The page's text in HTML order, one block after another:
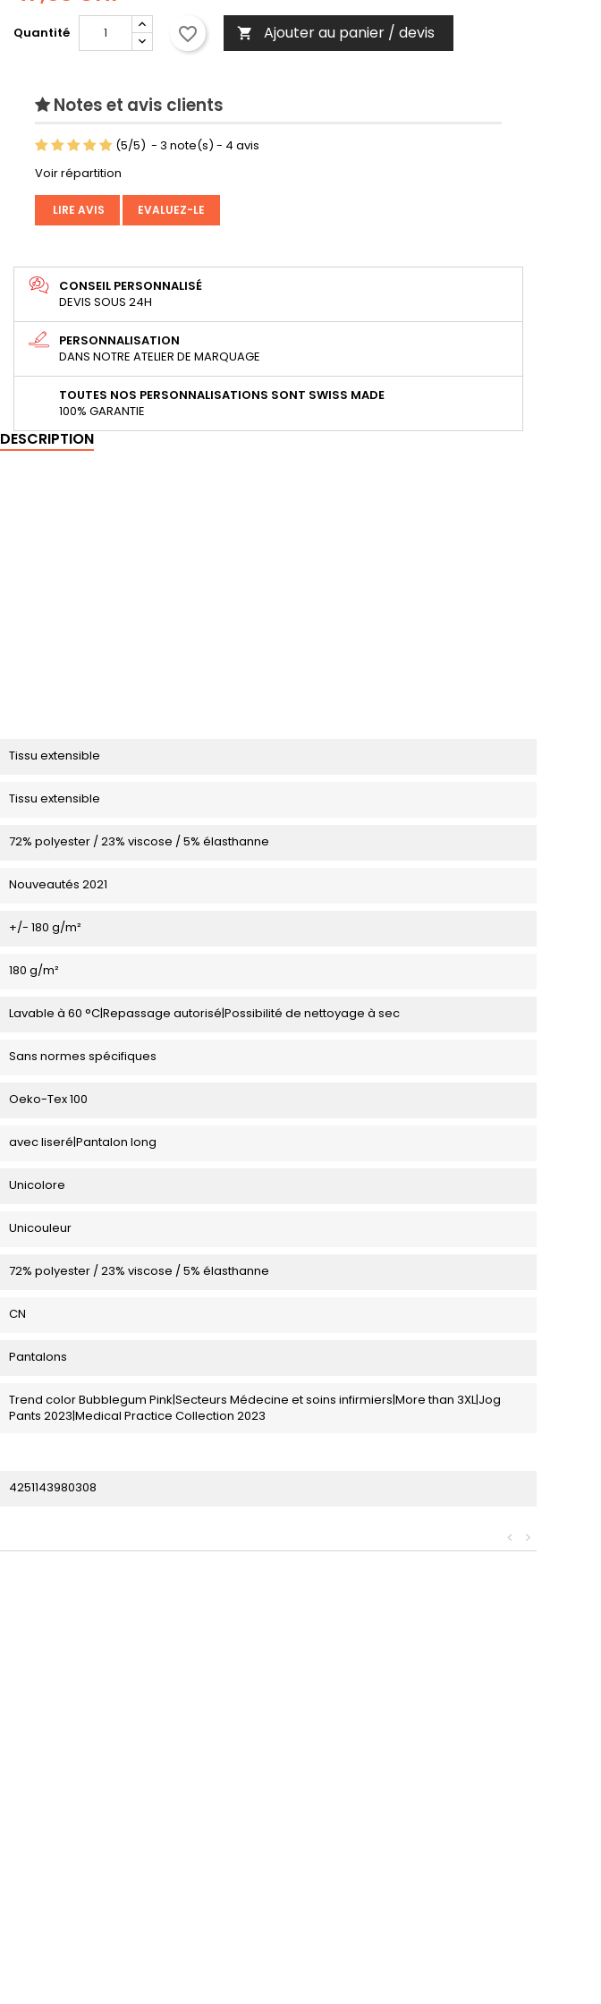
Quantité favorite_border  Ajouter au panier / devis
Notes et avis clients
(5/5) - 3 note(s) - 4 avis
Voir répartition
LIRE AVIS EVALUEZ-LE
CONSEIL PERSONNALISÉ
DEVIS SOUS 24H
PERSONNALISATION
DANS NOTRE ATELIER DE MARQUAGE
TOUTES NOS PERSONNALISATIONS SONT SWISS MADE
100% GARANTIE
DESCRIPTION
Tissu extensible
Tissu extensible
72% polyester / 23% viscose / 5% élasthanne
Nouveautés 2021
+/- 180 g/m²
180 g/m²
Lavable à 60 °C|Repassage autorisé|Possibilité de nettoyage à sec
Sans normes spécifiques
Oeko-Tex 100
avec liseré|Pantalon long
Unicolore
Unicouleur
72% polyester / 23% viscose / 5% élasthanne
CN
Pantalons
Trend color Bubblegum Pink|Secteurs Médecine et soins infirmiers|More than 3XL|Jog
Pants 2023|Medical Practice Collection 2023
4251143980308
>
<